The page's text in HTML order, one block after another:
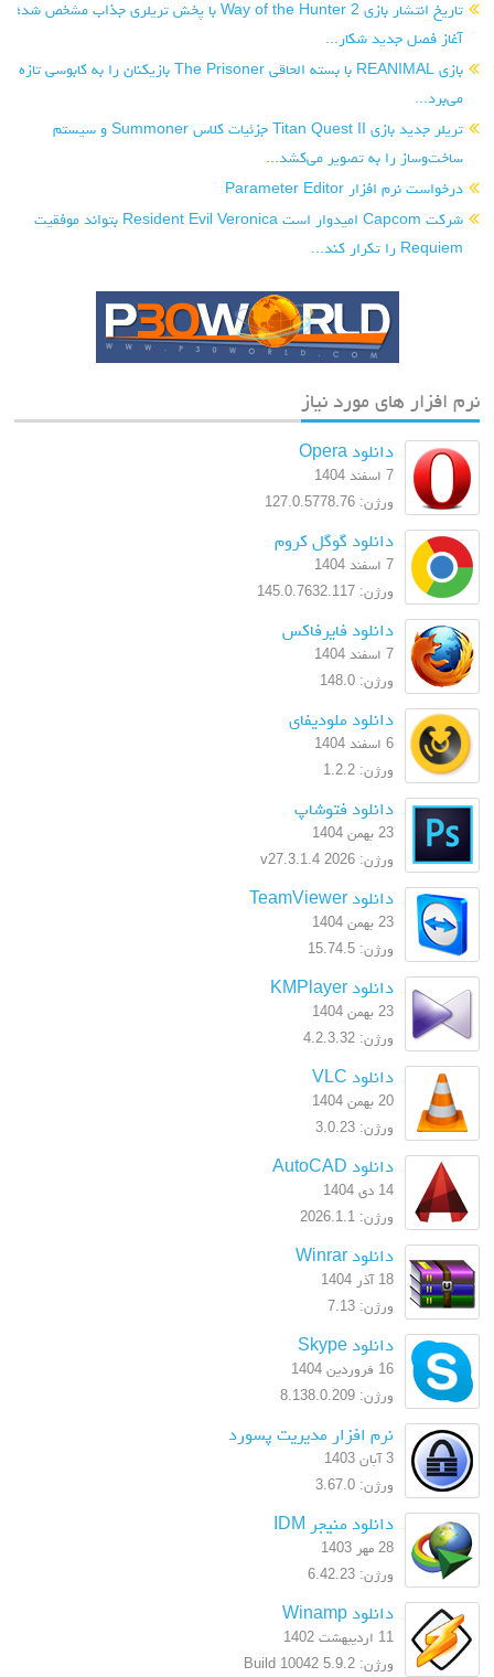
تاریخ انتشار بازی Way of the Hunter 2 با پخش تریلری جذاب مشخص شد؛
آغاز فصل جدید شکار...
بازی REANIMAL با بسته الحاقی The Prisoner بازیکنان را به کابوسی تازه
می‌برد...
تریلر جدید بازی Titan Quest II جزئیات کلاس Summoner و سیستم
ساخت‌وساز را به تصویر می‌کشد...
درخواست نرم افزار Parameter Editor
شرکت Capcom امیدوار است Resident Evil Veronica بتواند موفقیت
Requiem را تکرار کند...
نرم افزار های مورد نیاز
دانلود Opera
7 اسفند 1404
ورژن: 127.0.5778.76
دانلود گوگل کروم
7 اسفند 1404
ورژن: 145.0.7632.117
دانلود فایرفاکس
7 اسفند 1404
ورژن: 148.0
دانلود ملودیفای
6 اسفند 1404
ورژن: 1.2.2
دانلود فتوشاپ
23 بهمن 1404
ورژن: 2026 v27.3.1.4
دانلود TeamViewer
23 بهمن 1404
ورژن: 15.74.5
دانلود KMPlayer
23 بهمن 1404
ورژن: 4.2.3.32
دانلود VLC
20 بهمن 1404
ورژن: 3.0.23
دانلود AutoCAD
14 دی 1404
ورژن: 2026.1.1
دانلود Winrar
18 آذر 1404
ورژن: 7.13
دانلود Skype
16 فروردین 1404
ورژن: 8.138.0.209
نرم افزار مدیریت پسورد
3 آبان 1403
ورژن: 3.67.0
دانلود منیجر IDM
28 مهر 1403
ورژن: 6.42.23
دانلود Winamp
11 اردیبهشت 1402
ورژن: 5.9.2 Build 10042